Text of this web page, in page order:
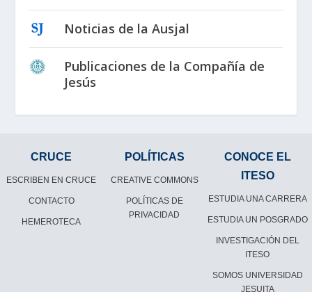
Noticias de la Ausjal
Publicaciones de la Compañía de
Jesús
CRUCE
ESCRIBEN EN CRUCE
CONTACTO
HEMEROTECA
POLÍTICAS
CREATIVE COMMONS
POLÍTICAS DE
PRIVACIDAD
CONOCE EL
ITESO
ESTUDIA UNA CARRERA
ESTUDIA UN POSGRADO
INVESTIGACIÓN DEL
ITESO
SOMOS UNIVERSIDAD
JESUITA